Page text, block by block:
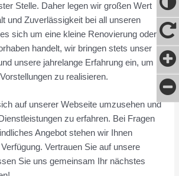
Stelle. Daher legen wir großen Wert
und Zuverlässigkeit bei all unseren
sich um eine kleine Renovierung oder
handelt, wir bringen stets unser
unsere jahrelange Erfahrung ein, um
zu realisieren.
auf unserer Webseite umzusehen und
zu erfahren. Bei Fragen
Angebot stehen wir Ihnen
Vertrauen Sie auf unsere
Sie uns gemeinsam Ihr nächstes